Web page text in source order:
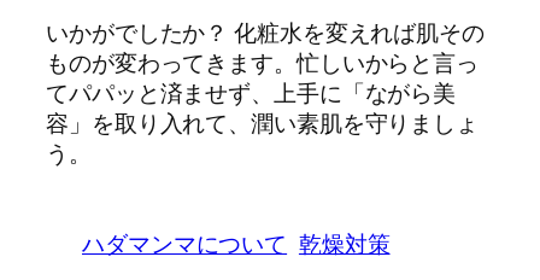
いかがでしたか？ 化粧水を変えれば肌その
ものが変わってきます。忙しいからと言っ
てパパッと済ませず、上手に「ながら美
容」を取り入れて、潤い素肌を守りましょ
う。
ハダマンマについて 乾燥対策